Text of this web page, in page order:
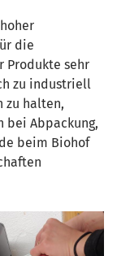
die
Produkte sehr
zu industriell
zu halten,
bei Abpackung,
beim Biohof